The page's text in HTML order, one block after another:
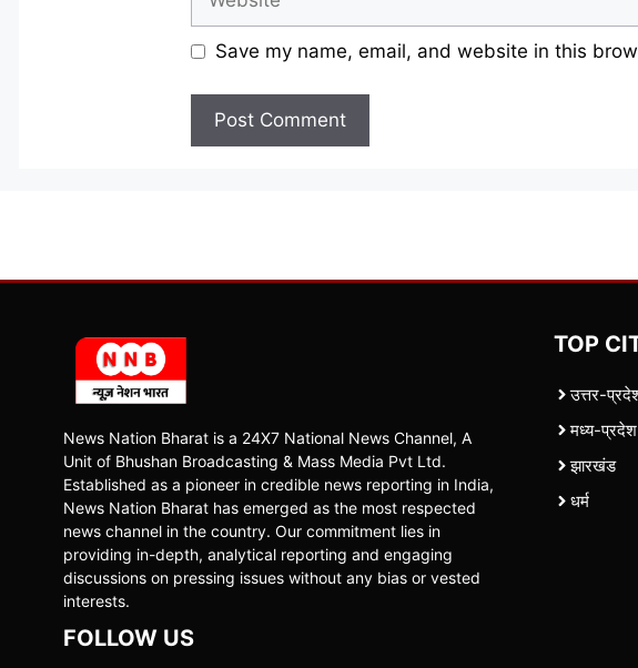
Save my name, email, and website in this
News Nation Bharat is a 24X7 National News Channel, A
Unit of Bhushan Broadcasting & Mass Media Pvt Ltd.
Established as a pioneer in credible news reporting in India,
News Nation Bharat has emerged as the most respected
news channel in the country. Our commitment lies in
providing in-depth, analytical reporting and engaging
discussions on pressing issues without any bias or vested
interests.
FOLLOW US
TOP
उत्तर-
मध्य-प्रदेश
झारखंड
धर्म